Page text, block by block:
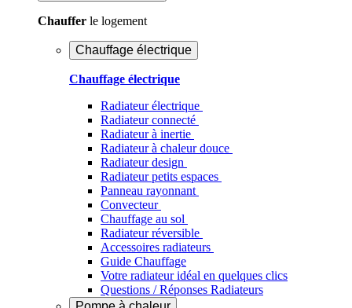
Chauffer le logement
Chauffage électrique
Chauffage électrique
Radiateur électrique
Radiateur connecté
Radiateur à inertie
Radiateur à chaleur douce
Radiateur design
Radiateur petits espaces
Panneau rayonnant
Convecteur
Chauffage au sol
Radiateur réversible
Accessoires radiateurs
Guide Chauffage
Votre radiateur idéal en quelques clics
Questions / Réponses Radiateurs